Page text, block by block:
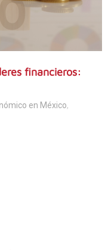
financieros:
en México,